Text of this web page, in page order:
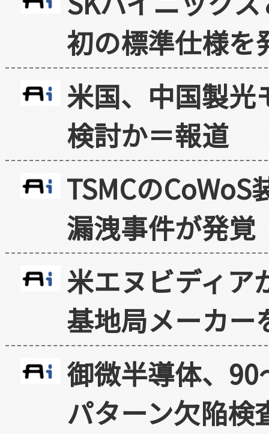
初の標準仕様を
米国、中国製光
検討か＝報道
TSMCの
漏洩事件が発覚
米エヌビディア
基地局メーカー
御微半導体、
パターン欠陥検